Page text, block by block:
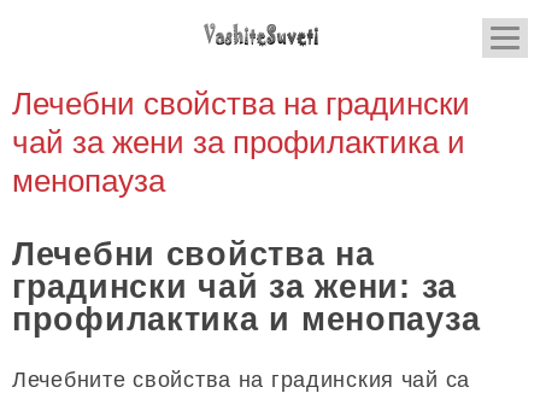
Лечебни свойства на градински
чай за жени за профилактика и
менопауза
Лечебни свойства на
градински чай за жени: за
профилактика и менопауза
Лечебните свойства на градинския чай са